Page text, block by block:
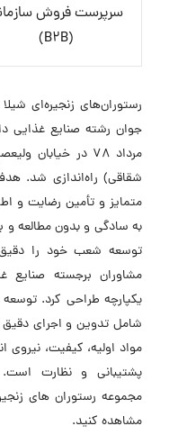
سرپرست فروش
(B2B)
جوان رشته صنایع غذایی
مرداد ۷۸ در
شقاقی) راه‌اندازی شد.
متمایز و تأمین رضایت و
به سادگی و بدون مطالعه و
توسعه شعب خود را دقیق
مشاوران برجسته صنایع
یکپارچه طراحی کرد.
شامل تدوین و اجرای دقیق
مواد اولیه، کیفیت، نیروی
پشتیبانی و نظارت
مجموعه رستوران های
مشاهده کنید.